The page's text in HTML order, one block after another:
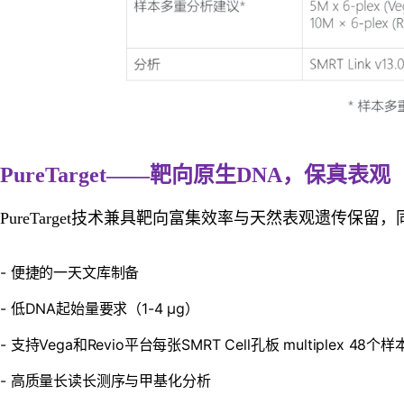
PureTarget——靶向原生DNA，保真表观
PureTarget技术兼具靶向富集效率与天然表观遗传保留
- 便捷的一天文库制备
- 低DNA起始量要求（1-4 µg）
- 支持Vega和Revio平台每张SMRT Cell孔板 multiplex 48个
- 高质量长读长测序与甲基化分析